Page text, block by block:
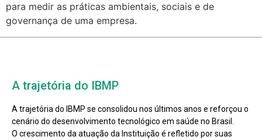
para medir as práticas ambientais, sociais e de
governança de uma empresa.
A trajetória do IBMP
A trajetória do IBMP se consolidou nos últimos anos e reforçou o
cenário do desenvolvimento tecnológico em saúde no Brasil.
O crescimento da atuação da Instituição é refletido por suas